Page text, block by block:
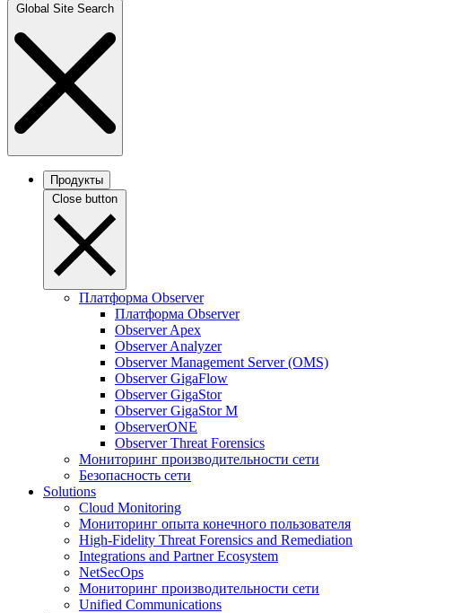
Global Site Search
Продукты
Close button
Платформа Observer
Платформа Observer
Observer Apex
Observer Analyzer
Observer Management Server (OMS)
Observer GigaFlow
Observer GigaStor
Observer GigaStor M
ObserverONE
Observer Threat Forensics
Мониторинг производительности сети
Безопасность сети
Solutions
Cloud Monitoring
Мониторинг опыта конечного пользователя
High-Fidelity Threat Forensics and Remediation
Integrations and Partner Ecosystem
NetSecOps
Мониторинг производительности сети
Unified Communications